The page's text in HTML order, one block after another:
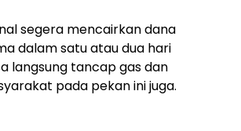
segera mencairkan dana
dalam satu atau dua hari
langsung tancap gas dan
pada pekan ini juga.